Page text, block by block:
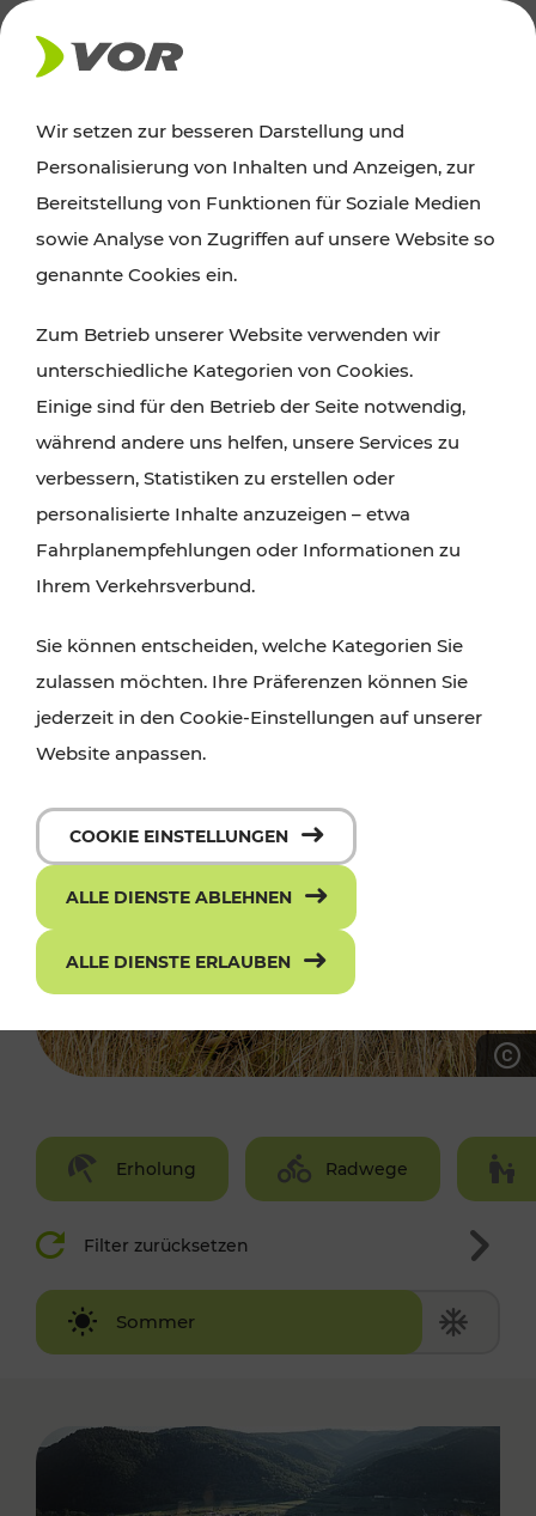
AKTUELLES
Ausflugstipps
Wien, Niederösterreich und das Burgenland
Wanderungen, Kultur und Gastronomie,
Radtouren oder purer Naturgenuss – viele
Attraktionen sind mit den Ticket- und Fahrplan-
Angeboten des VOR gut und schnell erreichbar.
Erholung Radwege
Filter zurücksetzen
Sommer
Winter
Wir setzen zur besseren Darstellung und
Personalisierung von Inhalten und Anzeigen, zur
Bereitstellung von Funktionen für Soziale Medien
sowie Analyse von Zugriffen auf unsere Website so
genannte Cookies ein.
Zum Betrieb unserer Website verwenden wir
unterschiedliche Kategorien von Cookies.
Einige sind für den Betrieb der Seite notwendig,
während andere uns helfen, unsere Services zu
verbessern, Statistiken zu erstellen oder
personalisierte Inhalte anzuzeigen – etwa
Fahrplanempfehlungen oder Informationen zu
Ihrem Verkehrsverbund.
Sie können entscheiden, welche Kategorien Sie
zulassen möchten. Ihre Präferenzen können Sie
jederzeit in den Cookie-Einstellungen auf unserer
Website anpassen.
COOKIE EINSTELLUNGEN
ALLE DIENSTE ABLEHNEN
ALLE DIENSTE ERLAUBEN